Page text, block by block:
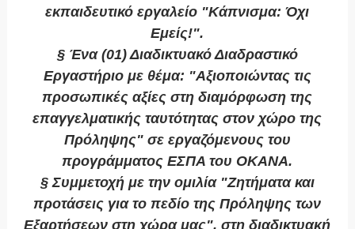
εκπαιδευτικό εργαλείο "Κάπνισμα: Όχι
Εμείς!".
§ Ένα (01) Διαδικτυακό Διαδραστικό
Εργαστήριο με θέμα: "Αξιοποιώντας τις
προσωπικές αξίες στη διαμόρφωση της
επαγγελματικής ταυτότητας στον χώρο της
Πρόληψης" σε εργαζόμενους του
προγράμματος ΕΣΠΑ του ΟΚΑΝΑ.
§ Συμμετοχή με την ομιλία "Ζητήματα και
προτάσεις για το πεδίο της Πρόληψης των
Εξαρτήσεων στη χώρα μας", στη διαδικτυακή